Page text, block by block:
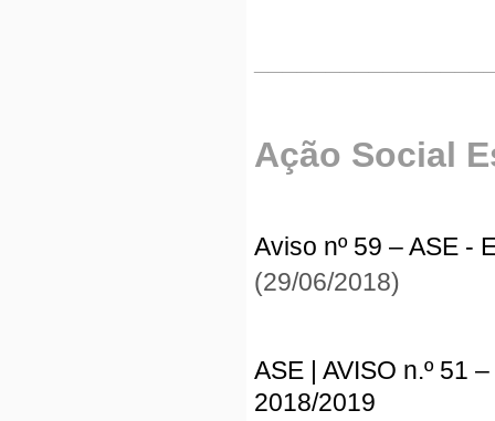
Ação Social
Aviso nº 59 – ASE -
(29/06/2018)
ASE | AVISO n.º 51
2018/2019